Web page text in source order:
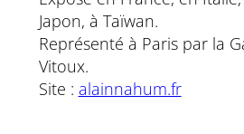
Japon, à Taïwan.
Représenté à Paris par la
Vitoux.
Site : alainnahum.fr